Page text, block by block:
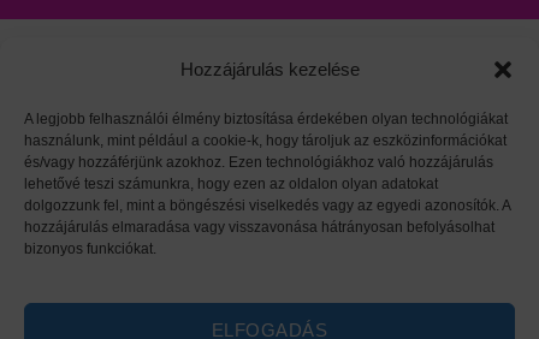
Hozzájárulás kezelése
A legjobb felhasználói élmény biztosítása érdekében olyan technológiákat
használunk, mint például a cookie-k, hogy tároljuk az eszközinformációkat
és/vagy hozzáférjünk azokhoz. Ezen technológiákhoz való hozzájárulás
lehetővé teszi számunkra, hogy ezen az oldalon olyan adatokat
dolgozzunk fel, mint a böngészési viselkedés vagy az egyedi azonosítók. A
hozzájárulás elmaradása vagy visszavonása hátrányosan befolyásolhat
bizonyos funkciókat.
ELFOGADÁS
Viszonteladói oldal| Adatvédelem|HARZO tárgymutató